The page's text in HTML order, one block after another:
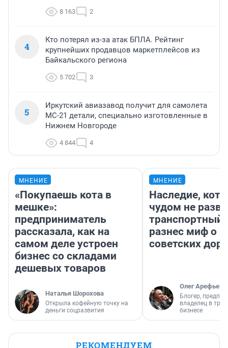
8 163 2
4
Кто потерял из-за атак БПЛА. Рейтинг
крупнейших продавцов маркетплейсов из
Байкальского региона
5 702 3
5
Иркутский авиазавод получит для самолета
МС-21 детали, специально изготовленные в
Нижнем Новгороде
4 844 4
МНЕНИЕ
«Покупаешь кота в
мешке»:
предприниматель
рассказала, как на
самом деле устроен
бизнес со складами
дешевых товаров
Наталья Шорохова
Открыла кофейную точку на
деньги соцразвития
МНЕНИЕ
Наследие,
чудом не
транспортный
разнес миф о
советских
Олег Арефьев
Блогер,
владелец в
бизнесе
РЕКОМЕНДУЕМ